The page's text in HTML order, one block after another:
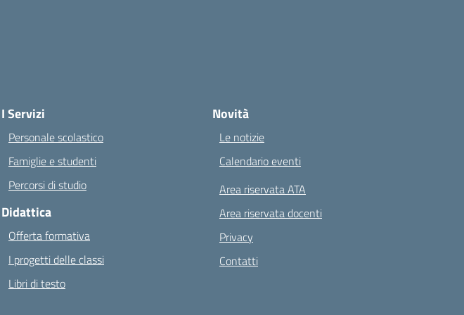
I Servizi
Personale scolastico
Famiglie e studenti
Percorsi di studio
Didattica
Offerta formativa
I progetti delle classi
Libri di testo
Novità
Le notizie
Calendario eventi
Area riservata ATA
Area riservata docenti
Privacy
Contatti